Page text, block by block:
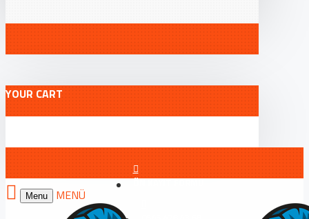
YOUR CART
ÖN KAYIT FORMU
Menu